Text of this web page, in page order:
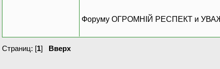
КонецФункции //
Форуму ОГРОМНІЙ РЕСПЕКТ и
Страниц: [1] Вверх